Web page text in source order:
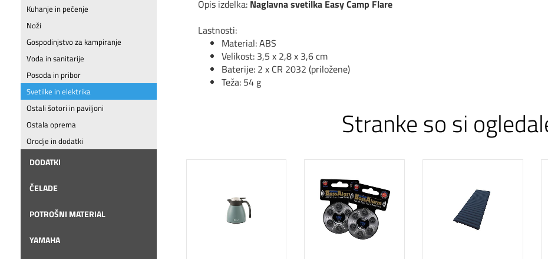
Kuhanje in pečenje
Noži
Gospodinjstvo za kampiranje
Voda in sanitarije
Posoda in pribor
Svetilke in elektrika
Ostali šotori in paviljoni
Ostala oprema
Orodje in dodatki
DODATKI
ČELADE
POTROŠNI MATERIAL
YAMAHA
Opis izdelka: Naglavna svetilka Easy Camp Flare
Lastnosti:
Material: ABS
Velikost: 3,5 x 2,8 x 3,6 cm
Baterije: 2 x CR 2032 (priložene)
Teža: 54 g
Stranke so si